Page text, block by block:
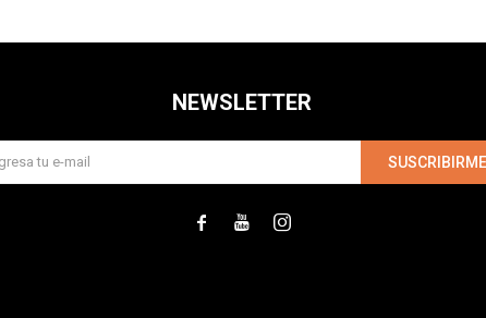
NEWSLETTER
SUSCRIBIRME
  